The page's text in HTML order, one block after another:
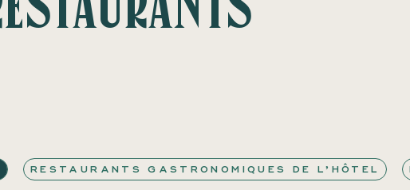
RESTAURANTS GASTRONOMIQUES DE L’HÔTEL